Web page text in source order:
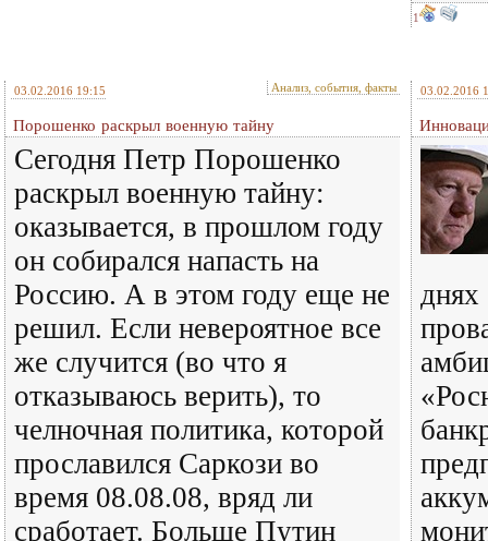
1
03.02.2016 19:15 Анализ, события, факты
Порошенко раскрыл военную тайну
Сегодня Петр Порошенко
раскрыл военную тайну:
оказывается, в прошлом году
он собирался напасть на
Россию. А в этом году еще не
решил. Если невероятное все
же случится (во что я
отказываюсь верить), то
челночная политика, которой
прославился Саркози во
время 08.08.08, вряд ли
сработает. Больше Путин
03.02.2016
днях